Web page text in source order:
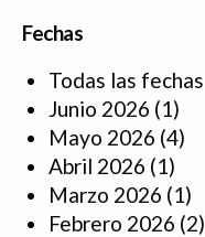
Fechas
Todas las fechas
Junio 2026 (1)
Mayo 2026 (4)
Abril 2026 (1)
Marzo 2026 (1)
Febrero 2026 (2)